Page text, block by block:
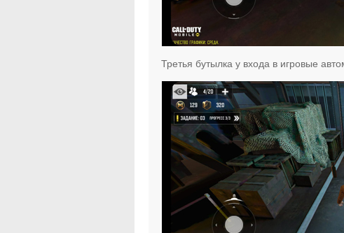
Третья бутылка у входа в игровые